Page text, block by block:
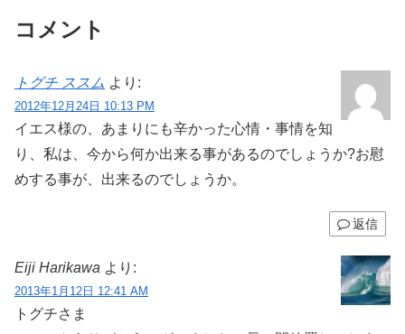
コメント
トグチ ススム より:
2012年12月24日 10:13 PM
イエス様の、あまりにも辛かった心情・事情を知
り、私は、今から何か出来る事があるのでしょうか?お慰
めする事が、出来るのでしょうか。
返信
Eiji Harikawa より:
2013年1月12日 12:41 AM
トグチさま